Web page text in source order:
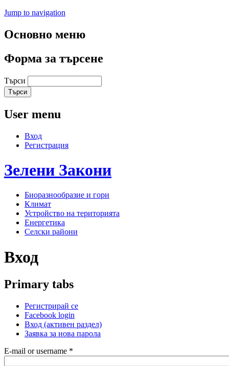
Jump to navigation
Основно меню
Форма за търсене
Търси
User menu
Вход
Регистрация
Зелени Закони
Биоразнообразие и гори
Климат
Устройство на територията
Енергетика
Селски райони
Вход
Primary tabs
Регистрирай се
Facebook login
Вход (активен раздел)
Заявка за нова парола
E-mail or username *